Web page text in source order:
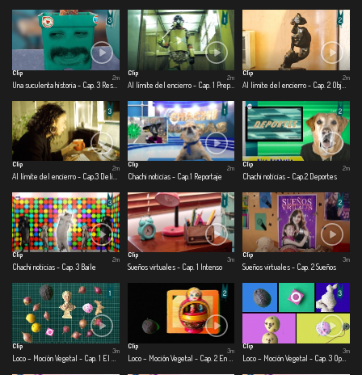
Clip
2m
Clip
Al límite del encierro - Cap. 1 Preparado para la guerra
2m
Clip
2m
Clip
2m
Clip
Chachi noticias - Cap.1 Reportaje
2m
Clip
Chachi noticias - Cap.2 Deportes
2m
Clip
Chachi noticias - Cap. 3 Baile
2m
Clip
Sueños virtuales - Cap. 1 Intenso
3m
Clip
Sueños virtuales - Cap. 2 Sueños
3m
Clip
3m
Clip
3m
Clip
3m